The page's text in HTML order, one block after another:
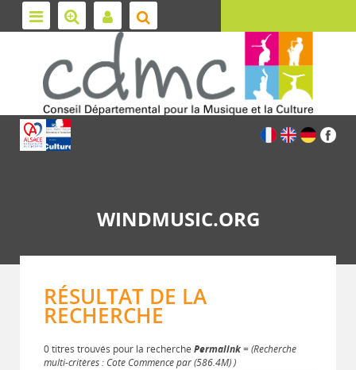
WINDMUSIC.ORG
RÉSULTAT DE LA
RECHERCHE
0 titres trouvés pour la recherche Permalink= (Recherche
multi-critères : Cote Commence par (586.4M) )